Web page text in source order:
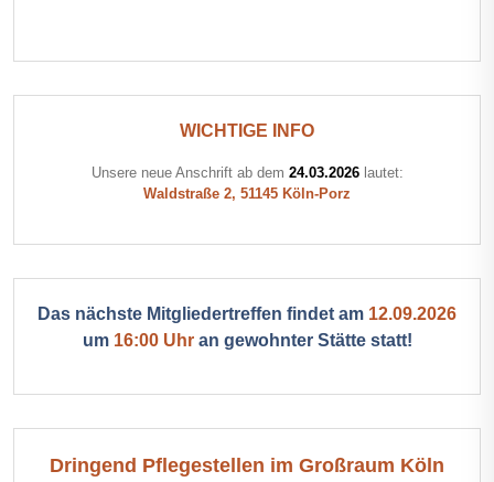
WICHTIGE INFO
Unsere neue Anschrift ab dem 24.03.2026lautet:
Waldstraße 2, 51145 Köln-Porz
Das nächste Mitgliedertreffen findet am 12.09.2026
um 16:00 Uhran gewohnter Stätte statt!
Dringend Pflegestellen im Großraum Köln